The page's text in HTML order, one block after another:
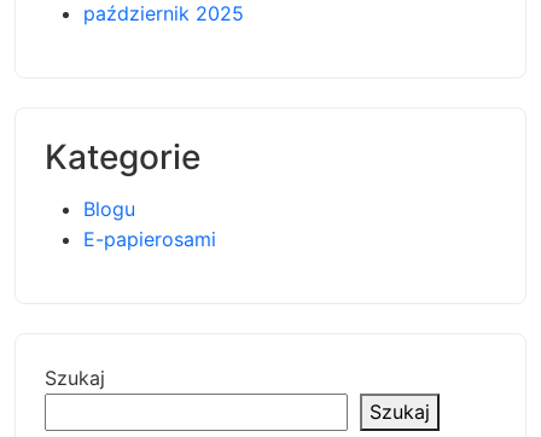
październik 2025
Kategorie
Blogu
E-papierosami
Szukaj
Szukaj